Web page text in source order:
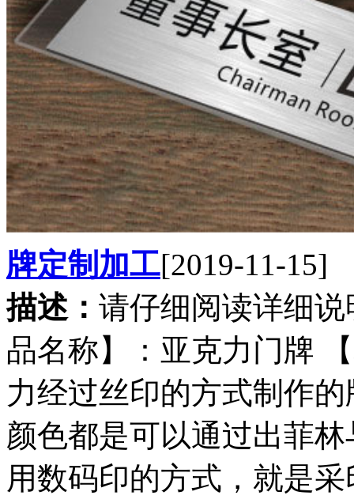
牌定制加工[2019-11-15]
描述： 请仔细阅读详细
品名称】：亚克力门牌
力经过丝印的方式制作
颜色都是可以通过出菲
用数码印的方式，就是